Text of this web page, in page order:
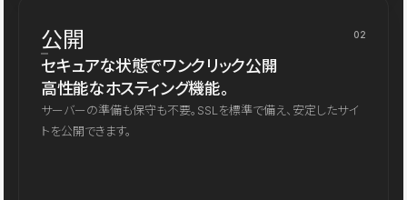
公開 02
セキュアな状態でワンクリック公開
高性能なホスティング機能。
サーバーの準備も保守も不要。SSLを標準で備え、安定したサイ
トを公開できます。